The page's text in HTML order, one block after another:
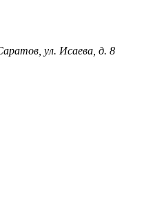
ул. Исаева, д. 8